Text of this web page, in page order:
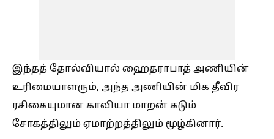
இந்தத் தோல்வியால் ஹைதராபாத் அணியின்
உரிமையாளரும், அந்த அணியின் மிக தீவிர
ரசிகையுமான காவியா மாறன் கடும்
சோகத்திலும் ஏமாற்றத்திலும் மூழ்கினார்.